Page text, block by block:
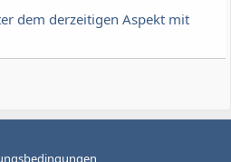
dem derzeitigen Aspekt mit